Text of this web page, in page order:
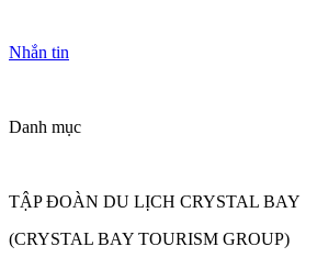
Nhắn tin
Danh mục
TẬP ĐOÀN DU LỊCH CRYSTAL BAY
(CRYSTAL BAY TOURISM GROUP)